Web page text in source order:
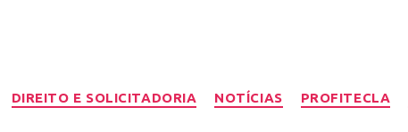
DIREITO E SOLICITADORIA NOTÍCIAS PROFITECLA